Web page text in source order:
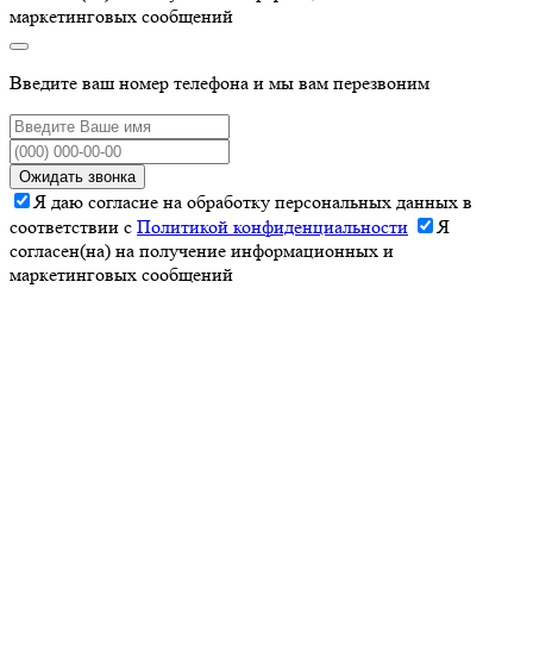
маркетинговых сообщений
Введите ваш номер телефона и мы вам перезвоним
Ожидать звонка
Я даю согласие на обработку персональных данных в
соответствии с Политикой конфиденциальности
Я
согласен(на) на получение информационных и
маркетинговых сообщений